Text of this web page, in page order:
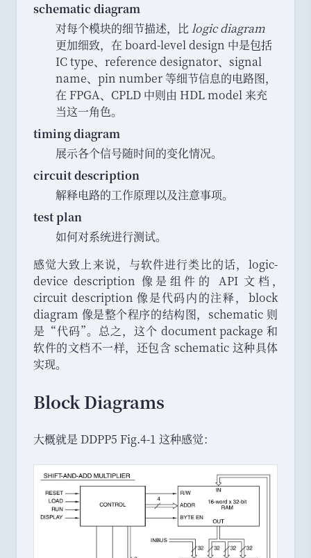
schematic diagram
对每个模块的细节描述， 比 logic diagram
更加细致， 在 board-level design 中是包括
IC type、 reference designator、 signal
name、 pin number 等细节信息的电路图，
在 FPGA、 CPLD 中则由 HDL model 来充
当这一角色。
timing diagram
展示各个信号随时间的变化情况。
circuit description
解释电路的工作原理以及注意事项。
test plan
如何对系统进行测试。
感觉大致上来说， 与软件进行类比的话，
logic-
device description 像是组件的 API 文档 ，
circuit description 像是代码内的注释，
block
diagram 像是整个程序的结构图，
schematic 则
是 “代码”。 总之， 这个 document package 和
软件的文档不一样， 还包含 schematic 这种具体
实现。
Block Diagrams
大概就是 DDPP5 Fig.4-1 这种感觉：